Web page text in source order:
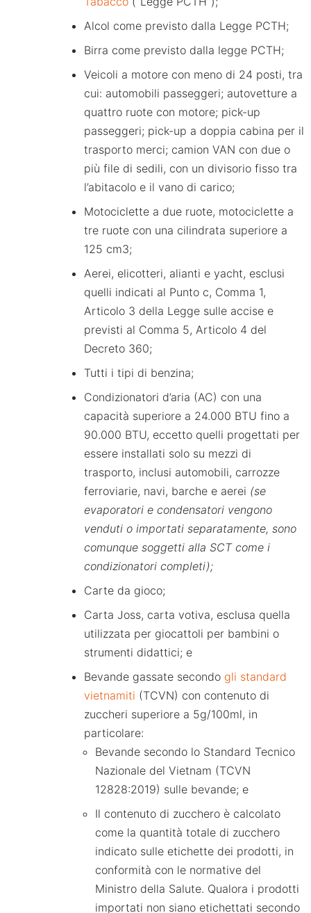
Alcol come previsto dalla Legge PCTH;
Birra come previsto dalla legge PCTH;
Veicoli a motore con meno di 24 posti, tra
cui: automobili passeggeri; autovetture a
quattro ruote con motore; pick-up
passeggeri; pick-up a doppia cabina per il
trasporto merci; camion VAN con due o
più file di sedili, con un divisorio fisso tra
l’abitacolo e il vano di carico;
Motociclette a due ruote, motociclette a
tre ruote con una cilindrata superiore a
125 cm3;
Aerei, elicotteri, alianti e yacht, esclusi
quelli indicati al Punto c, Comma 1,
Articolo 3 della Legge sulle accise e
previsti al Comma 5, Articolo 4 del
Decreto 360;
Tutti i tipi di benzina;
Condizionatori d’aria (AC) con una
capacità superiore a 24.000 BTU fino a
90.000 BTU, eccetto quelli progettati per
essere installati solo su mezzi di
trasporto, inclusi automobili, carrozze
ferroviarie, navi, barche e aerei (se
evaporatori e condensatori vengono
venduti o importati separatamente, sono
comunque soggetti alla SCT come i
condizionatori completi);
Carte da gioco;
Carta Joss, carta votiva, esclusa quella
utilizzata per giocattoli per bambini o
strumenti didattici; e
Bevande gassate secondo gli standard
vietnamiti (TCVN) con contenuto di
zuccheri superiore a 5g/100ml, in
particolare:
Bevande secondo lo Standard Tecnico
Nazionale del Vietnam (TCVN
12828:2019) sulle bevande; e
Il contenuto di zucchero è calcolato
come la quantità totale di zucchero
indicato sulle etichette dei prodotti, in
conformità con le normative del
Ministro della Salute. Qualora i prodotti
importati non siano etichettati secondo